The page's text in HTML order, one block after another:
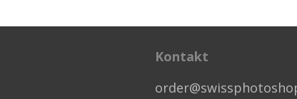
Kontakt